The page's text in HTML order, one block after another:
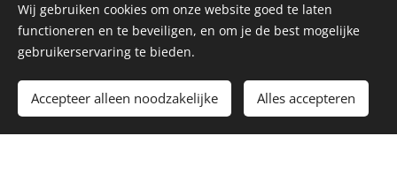
4 juli 2020.
Live-stream
vanuit de
Wij gebruiken cookies om onze website goed te laten
functioneren en te beveiligen, en om je de best mogelijke
gebruikerservaring te bieden.
Accepteer alleen noodzakelijke Alles accepteren